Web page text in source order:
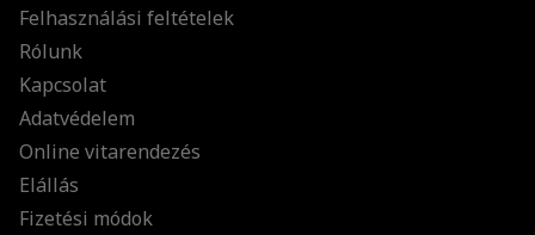
Felhasználási feltételek
Rólunk
Kapcsolat
Adatvédelem
Online vitarendezés
Elállás
Fizetési módok